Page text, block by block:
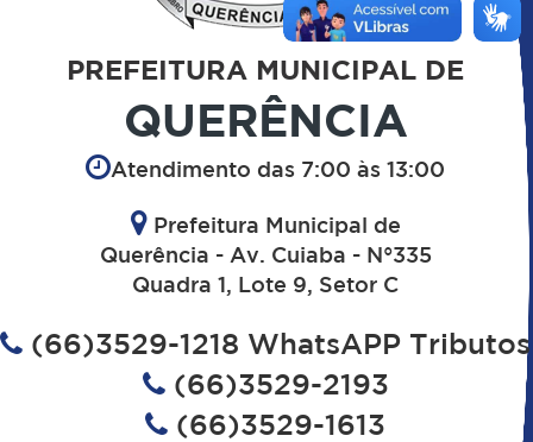
PREFEITURA MUNICIPAL DE
QUERÊNCIA
Atendimento das 7:00 às 13:00
Prefeitura Municipal de
Querência - Av. Cuiaba - N°335
Quadra 1, Lote 9, Setor C
(66)3529-1218 WhatsAPP Tributos
(66)3529-2193
(66)3529-1613